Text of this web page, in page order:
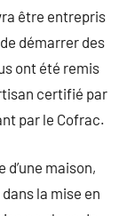
être entrepris
démarrer des
ont été remis
certifié par
par le Cofrac.
maison,
la mise en